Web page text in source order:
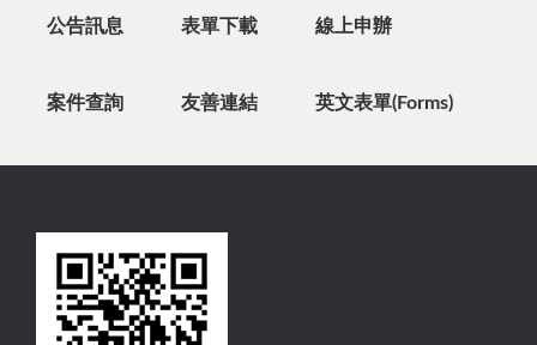
公告訊息 表單下載 線上申辦
案件查詢 友善連結 英文表單(Forms)